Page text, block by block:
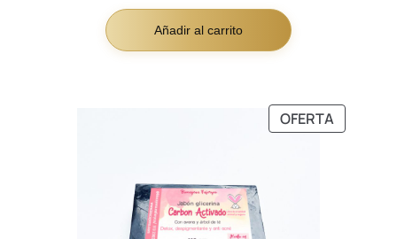
Añadir al carrito
OFERTA
EN